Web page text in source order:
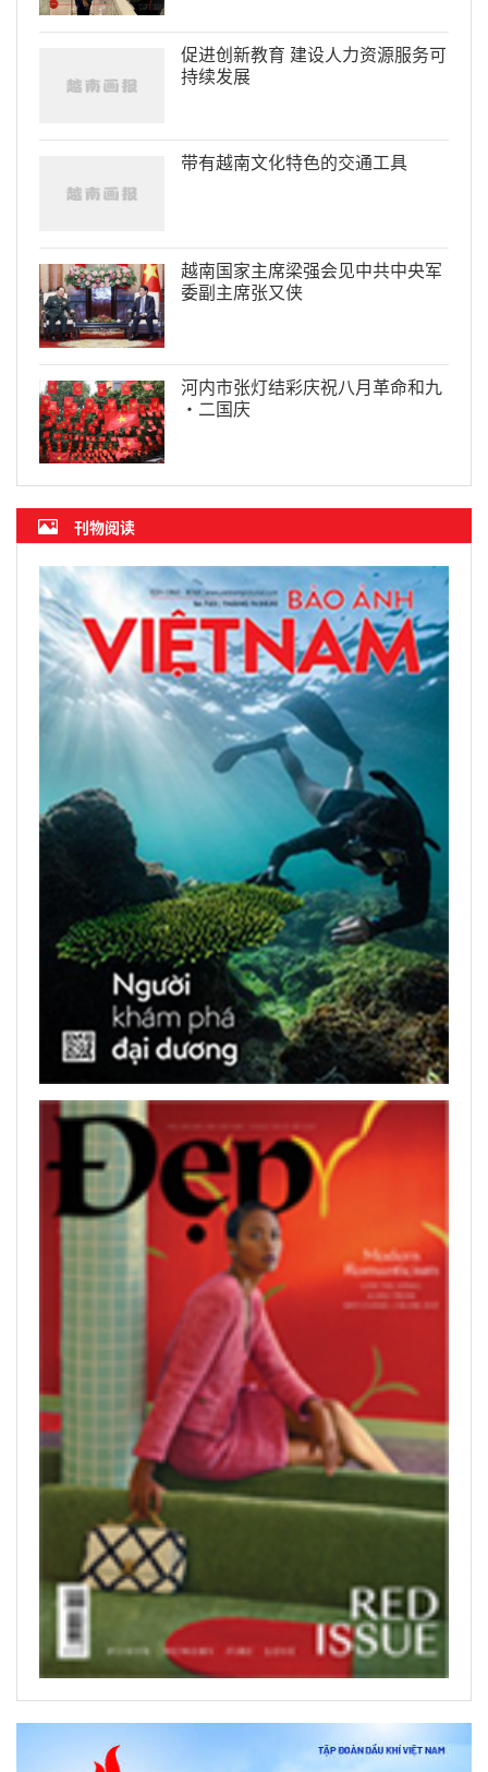
促进创新教育 建设人力资源服务可
持续发展
带有越南文化特色的交通工具
越南国家主席梁强会见中共中央军
委副主席张又侠
河内市张灯结彩庆祝八月革命和九
·二国庆
刊物阅读